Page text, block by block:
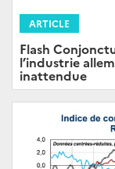
ARTICLE
Flash
l’industrie
inattendue